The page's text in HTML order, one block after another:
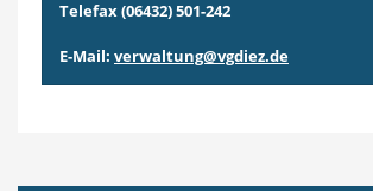
Telefax (06432) 501-242
E-Mail: verwaltung@vgdiez.de